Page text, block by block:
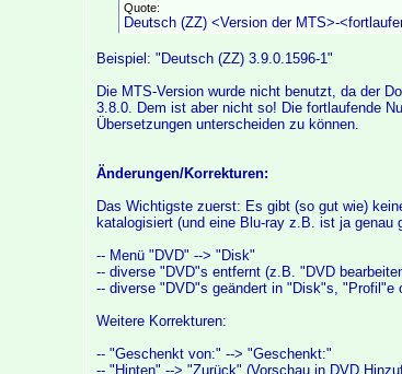
Quote:
Deutsch (ZZ) <Version der MTS>-
Beispiel: "Deutsch (ZZ) 3.9.0.1596-1"
Die MTS-Version wurde nicht benutzt, da der
3.8.0. Dem ist aber nicht so! Die fortlaufende
Übersetzungen unterscheiden zu können.
Änderungen/Korrekturen:
Das Wichtigste zuerst: Es gibt (so gut wie)
katalogisiert (und eine Blu-ray z.B. ist ja genau
-- Menü "DVD" --> "Disk"
-- diverse "DVD"s entfernt (z.B. "DVD
-- diverse "DVD"s geändert in "Disk"s,
Weitere Korrekturen:
-- "Geschenkt von:" --> "Geschenkt:"
-- "Hinten" --> "Zurück" (Vorschau in DVD